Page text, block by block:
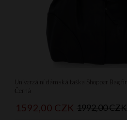
Univerzální dámská taška Shopper Bag
Černá
1592,00 CZK 1992,00 CZK